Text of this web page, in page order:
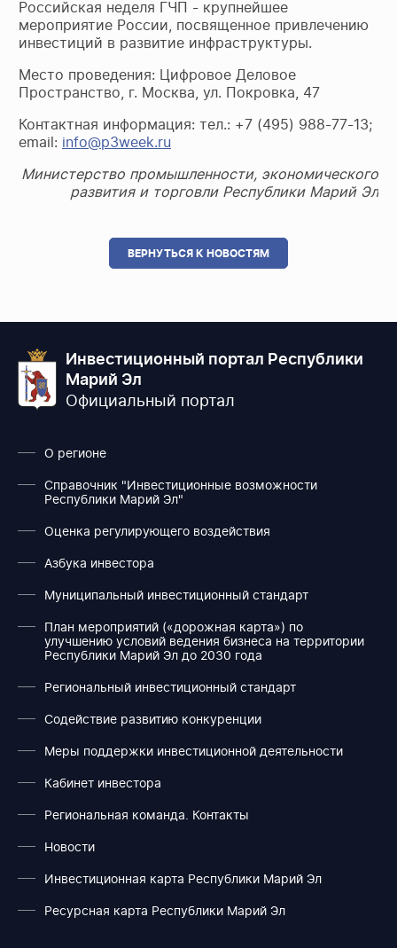
Российская неделя ГЧП - крупнейшее
мероприятие России, посвященное привлечению
инвестиций в развитие инфраструктуры.
Место проведения: Цифровое Деловое
Пространство, г. Москва, ул. Покровка, 47
Контактная информация: тел.: +7 (495) 988-77-13;
email: info@p3week.ru​
Министерство промышленности, экономического
развития и торговли Республики Марий Эл
ВЕРНУТЬСЯ К НОВОСТЯМ
Инвестиционный портал Республики
Марий Эл
Официальный портал
О регионе
Справочник "Инвестиционные возможности
Республики Марий Эл"
Оценка регулирующего воздействия
Азбука инвестора
Муниципальный инвестиционный стандарт
План мероприятий («дорожная карта») по
улучшению условий ведения бизнеса на территории
Республики Марий Эл до 2030 года
Региональный инвестиционный стандарт
Содействие развитию конкуренции
Меры поддержки инвестиционной деятельности
Кабинет инвестора
Региональная команда. Контакты
Новости
Инвестиционная карта Республики Марий Эл
Ресурсная карта Республики Марий Эл